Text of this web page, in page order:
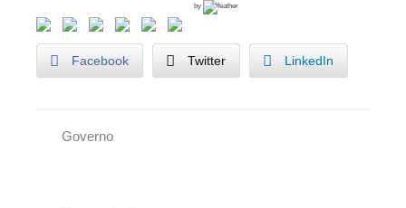
by
Facebook Twitter LinkedIn
Governo